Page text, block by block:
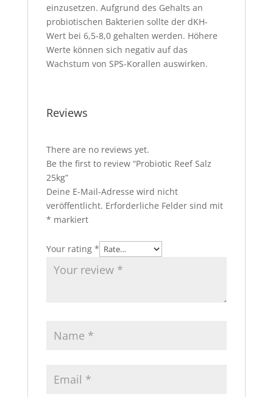
einzusetzen. Aufgrund des Gehalts an
probiotischen Bakterien sollte der dKH-
Wert bei 6,5-8,0 gehalten werden. Höhere
Werte können sich negativ auf das
Wachstum von SPS-Korallen auswirken.
Reviews
There are no reviews yet.
Be the first to review “Probiotic Reef Salz
25kg”
Deine E-Mail-Adresse wird nicht
veröffentlicht. Erforderliche Felder sind mit
* markiert
Your rating *